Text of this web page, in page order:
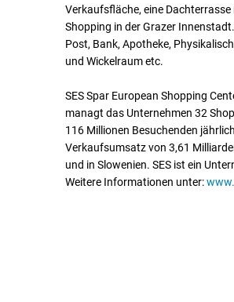
Verkaufsfläche, eine
Shopping in der Grazer
Post, Bank, Apotheke,
und Wickelraum etc.
SES Spar European Shopping
managt das Unternehmen 32
116 Millionen Besuchenden
Verkaufsumsatz von 3,61
und in Slowenien. SES ist ein
Weitere Informationen unter: